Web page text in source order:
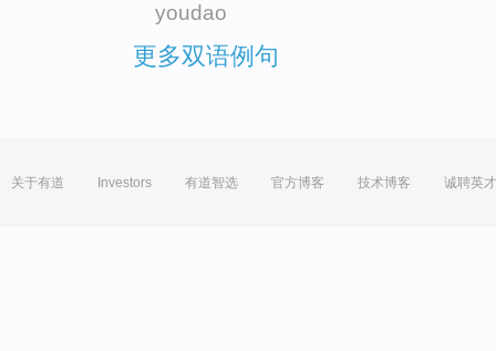
youdao
更多双语例句
关于有道 Investors 有道智选 官方博客 技术博客 诚聘英才